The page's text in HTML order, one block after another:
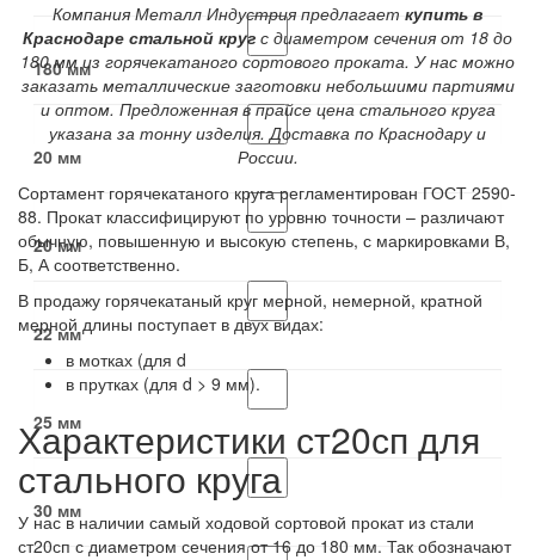
180 мм
20 мм
20 мм
22 мм
25 мм
30 мм
Компания Металл Индустрия предлагает купить в
Краснодаре стальной круг с диаметром сечения от 18 до
180 мм из горячекатаного сортового проката. У нас можно
заказать металлические заготовки небольшими партиями
и оптом. Предложенная в прайсе цена стального круга
указана за тонну изделия. Доставка по Краснодару и
России.
Сортамент горячекатаного круга регламентирован ГОСТ 2590-
88. Прокат классифицируют по уровню точности – различают
обычную, повышенную и высокую степень, с маркировками В,
Б, А соответственно.
В продажу горячекатаный круг мерной, немерной, кратной
мерной длины поступает в двух видах:
в мотках (для d
в прутках (для d > 9 мм).
Характеристики ст20сп для
стального круга
У нас в наличии самый ходовой сортовой прокат из стали
ст20сп с диаметром сечения от 16 до 180 мм. Так обозначают